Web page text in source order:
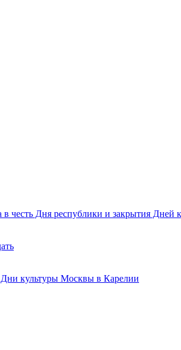
в честь Дня республики и закрытия
Дни культуры Москвы в Карелии